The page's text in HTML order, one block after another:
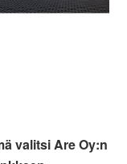
valitsi Are Oy:n